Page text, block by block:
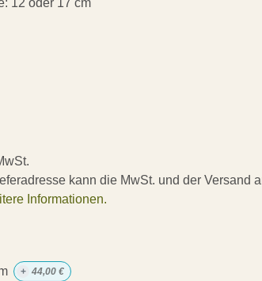
12 oder 17 cm
kann die MwSt. und der Versand
Informationen.
+ 44,00 €